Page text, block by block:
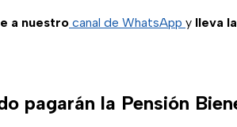
a nuestro canal de WhatsApp y lleva
pagarán la Pensión